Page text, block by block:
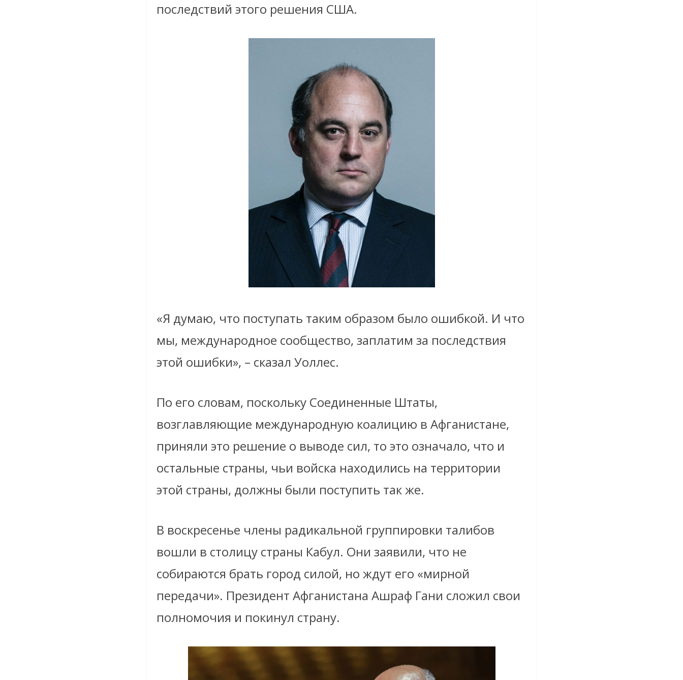
последствий этого решения США.
«Я думаю, что поступать таким образом было ошибкой. И что
мы, международное сообщество, заплатим за последствия
этой ошибки», – сказал Уоллес.
По его словам, поскольку Соединенные Штаты,
возглавляющие международную коалицию в Афганистане,
приняли это решение о выводе сил, то это означало, что и
остальные страны, чьи войска находились на территории
этой страны, должны были поступить так же.
В воскресенье члены радикальной группировки талибов
вошли в столицу страны Кабул. Они заявили, что не
собираются брать город силой, но ждут его «мирной
передачи». Президент Афганистана Ашраф Гани сложил свои
полномочия и покинул страну.